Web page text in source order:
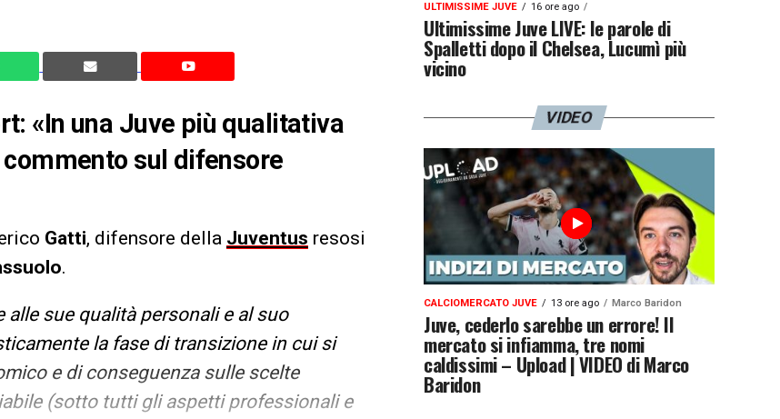
«In una Juve più qualitativa
sul difensore
Gatti, difensore della Juventus resosi
.
sue qualità personali e al suo
la fase di transizione in cui si
e di conseguenza sulle scelte
(sotto tutti gli aspetti professionali e
ULTIMISSIME JUVE 16 ore ago
Ultimissime Juve LIVE: le parole di
Spalletti dopo il Chelsea, Lucumì più
vicino
VIDEO
CALCIOMERCATO JUVE 13 ore ago Marco Baridon
Juve, cederlo sarebbe un errore! Il
mercato si infiamma, tre nomi
caldissimi – Upload | VIDEO di Marco
Baridon